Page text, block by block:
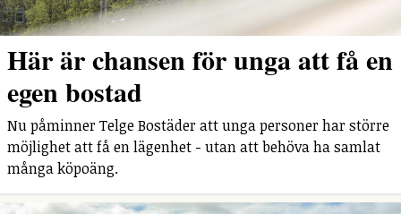
Här är chansen för unga att få en
egen bostad
Nu påminner Telge Bostäder att unga personer har större
möjlighet att få en lägenhet - utan att behöva ha samlat
många köpoäng.